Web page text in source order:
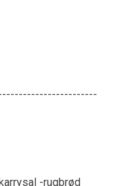
-rugbrød